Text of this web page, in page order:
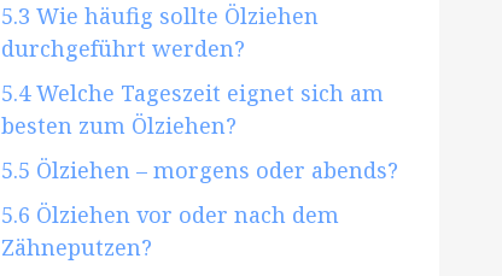
5.3 Wie häufig sollte Ölziehen
durchgeführt werden?
5.4Welche Tageszeit eignet sich am
besten zum Ölziehen?
5.5 Ölziehen – morgens oder abends?
5.6 Ölziehen vor oder nach dem
Zähneputzen?